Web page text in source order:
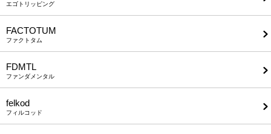
エゴトリッピング
FACTOTUM
ファクトタム
FDMTL
ファンダメンタル
felkod
フィルコッド